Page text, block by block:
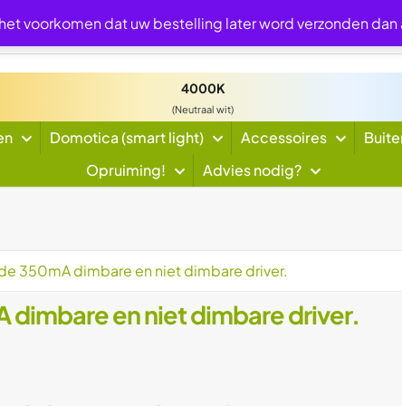
4000K
(Neutraal wit)
Domotica (smart light) Accessoires
Opruiming!
Advies nodig?
350mA dimbare en niet dimbare driver.
dimbare en niet dimbare driver.
voorkomen dat uw bestelling later word verzonden dan